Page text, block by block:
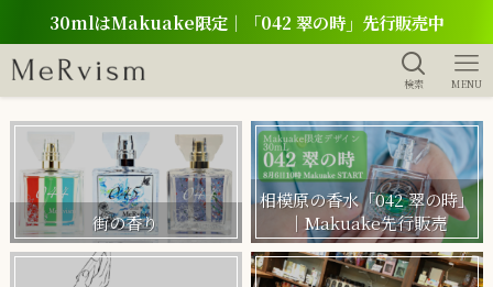
30mlはMakuake限定｜「042 翠の時」先行販売中
検索 MENU
街の香り
相模原の香水「042 翠の時」
｜Makuake先行販売